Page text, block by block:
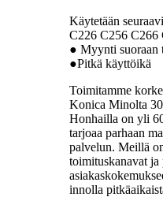
Käytetään
C226 C256 C266
● Myynti suoraan
●Pitkä käyttöikä
Toimitamme
Konica Minolta
Honhailla on yli
tarjoaa parhaan
palvelun. Meillä
toimituskanavat ja
innolla